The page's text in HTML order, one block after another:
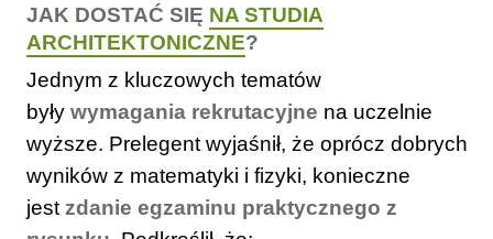
JAK DOSTAĆ SIĘ NA STUDIA
ARCHITEKTONICZNE?
Jednym z kluczowych tematów
były wymagania rekrutacyjne na uczelnie
wyższe. Prelegent wyjaśnił, że oprócz dobrych
wyników z matematyki i fizyki, konieczne
jestzdanie egzaminu praktycznego z